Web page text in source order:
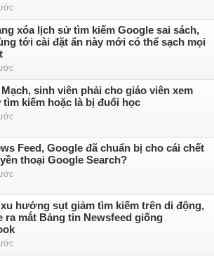
xóa lịch sử tìm kiếm Google sai sách,
tới cài đặt ẩn này mới có thể sạch mọi
sinh viên phải cho giáo viên xem
kiếm hoặc là bị đuổi học
Feed, Google đã chuẩn bị cho cái chết
thoại Google Search?
hướng sụt giảm tìm kiếm trên di động,
ra mắt Bảng tin Newsfeed giống